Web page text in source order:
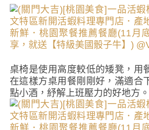
桌椅是使用高度較低的矮凳，用
在這樣方桌用餐剛剛好，滿適合
點小酒，紓解上班壓力的好地方。